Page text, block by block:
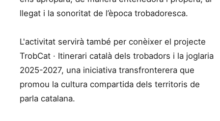
llegat i la sonoritat de l’època trobadoresca.
L'activitat servirà també per conèixer el projecte
TrobCat · Itinerari català dels trobadors i la joglaria
2025-2027, una iniciativa transfronterera que
promou la cultura compartida dels territoris de
parla catalana.